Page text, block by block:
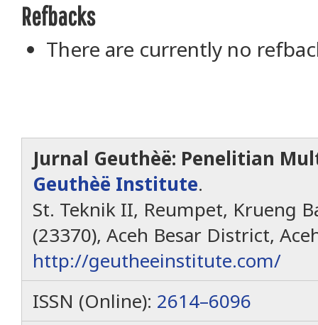
Refbacks
There are currently no
Jurnal Geuthèë: Penelitian
Geuthèë Institute.
St. Teknik II, Reumpet, Krueng
(23370), Aceh Besar District,
http://geutheeinstitute.com/
ISSN (Online): 2614–6096